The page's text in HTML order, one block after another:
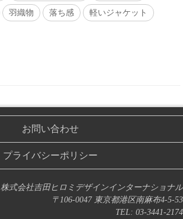
羽織物 落ち感 軽いジャケット
お問い合わせ
プライバシーポリシー
株式会社吉田ヒロミデザインインターナショナル
〒106-0047 東京都港区南麻布4-5-53
TEL: 03-3441-2174